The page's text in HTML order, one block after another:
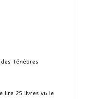
Ténèbres
lire 25 livres vu le